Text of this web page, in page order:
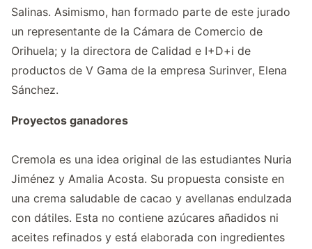
Salinas. Asimismo, han formado parte de este jurado
un representante de la Cámara de Comercio de
Orihuela; y la directora de Calidad e I+D+i de
productos de V Gama de la empresa Surinver, Elena
Sánchez.
Proyectos ganadores
Cremola es una idea original de las estudiantes Nuria
Jiménez y Amalia Acosta. Su propuesta consiste en
una crema saludable de cacao y avellanas endulzada
con dátiles. Esta no contiene azúcares añadidos ni
aceites refinados y está elaborada con ingredientes